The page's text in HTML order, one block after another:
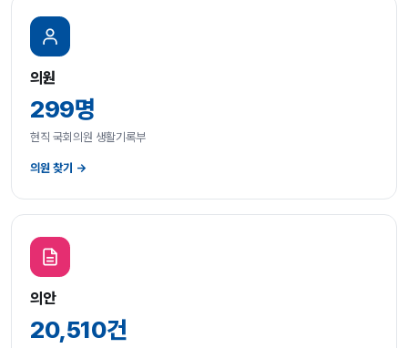
의원
299명
현직 국회의원 생활기록부
의원 찾기 →
의안
20,510건